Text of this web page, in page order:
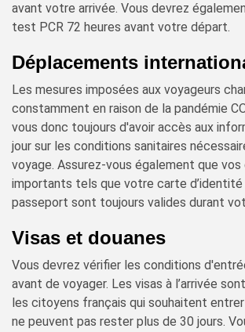
avant votre arrivée. Vous devrez
test PCR 72 heures avant votre départ.
Déplacements
Les mesures imposées aux voyageurs
constamment en raison de la pandémie
vous donc toujours d'avoir accès aux
jour sur les conditions sanitaires
voyage. Assurez-vous également que
importants tels que votre carte
passeport sont toujours valides durant
Visas et douanes
Vous devrez vérifier les conditions
avant de voyager. Les visas à l’arrivée
les citoyens français qui souhaitent entrer
ne peuvent pas rester plus de 30 jours.